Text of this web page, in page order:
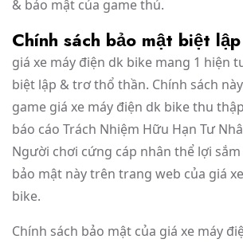
& bảo mật của game thủ.
Chính sách bảo mật biệt lập
giá xe máy điện dk bike mang 1 hiện
biệt lập & trơ thổ thần. Chính sách
game giá xe máy điện dk bike thu
báo cáo Trách Nhiệm Hữu Hạn Tư
Người chơi cứng cáp nhân thể lợi
bảo mật này trên trang web của giá
bike.
Chính sách bảo mật của giá xe máy